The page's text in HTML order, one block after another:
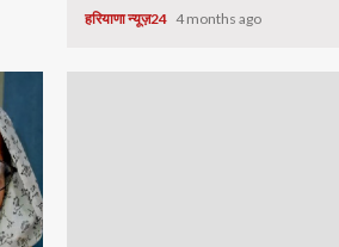
हरियाणा न्यूज़24 4 months ago